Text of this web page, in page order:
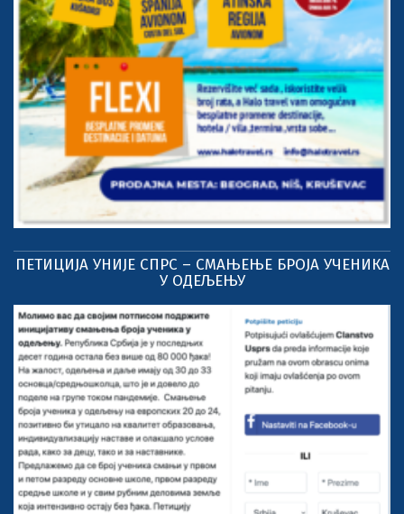
ПЕТИЦИЈА УНИЈЕ СПРС – СМАЊЕЊЕ БРОЈА УЧЕНИКА
У ОДЕЉЕЊУ